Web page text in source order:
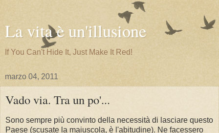
La vita è un'illusione
If You Can't Hide It, Just Make It Red!
marzo 04, 2011
Vado via. Tra un po'...
Sono sempre più convinto della necessità di lasciare questo
Paese (scusate la maiuscola, è l'abitudine). Ne facessero